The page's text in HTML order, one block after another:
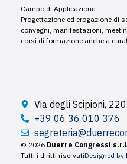
Campo di Applicazione
Progettazione ed erogazione di
convegni, manifestazioni,
corsi di formazione anche a
Via degli Scipioni,
+39 06 36 010 376
© 2026 Duerre Congressi
Tutti i diritti riservatiDesigned by